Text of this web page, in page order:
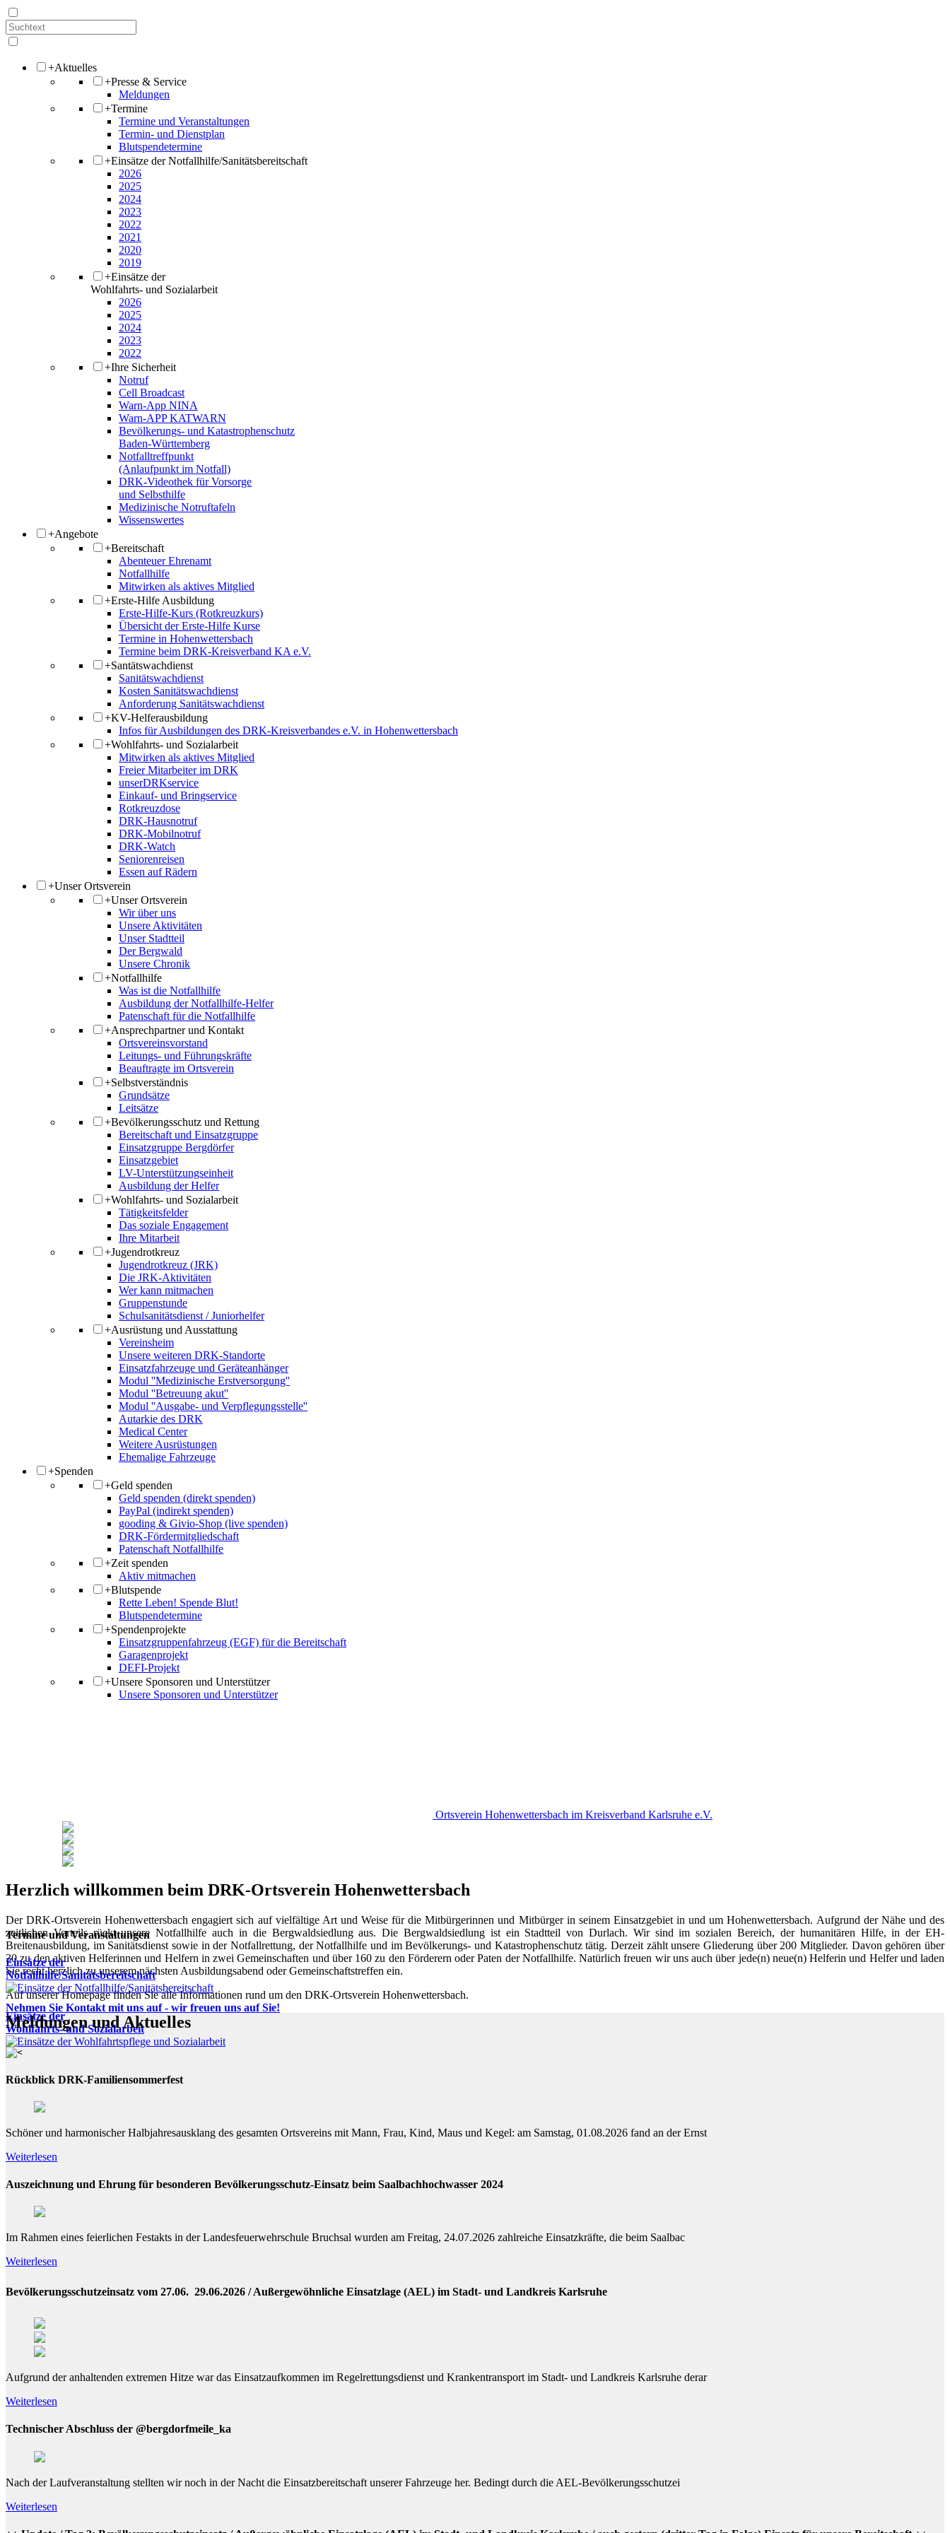
+Aktuelles
+Presse & Service
Meldungen
+Termine
Termine und Veranstaltungen
Termin- und Dienstplan
Blutspendetermine
+Einsätze der Notfallhilfe/Sanitätsbereitschaft
2026
2025
2024
2023
2022
2021
2020
2019
+Einsätze der
Wohlfahrts- und Sozialarbeit
2026
2025
2024
2023
2022
+Ihre Sicherheit
Notruf
Cell Broadcast
Warn-App NINA
Warn-APP KATWARN
Bevölkerungs- und Katastrophenschutz
Baden-Württemberg
Notfalltreffpunkt
(Anlaufpunkt im Notfall)
DRK-Videothek für Vorsorge
und Selbsthilfe
Medizinische Notruftafeln
Wissenswertes
+Angebote
+Bereitschaft
Abenteuer Ehrenamt
Notfallhilfe
Mitwirken als aktives Mitglied
+Erste-Hilfe Ausbildung
Erste-Hilfe-Kurs (Rotkreuzkurs)
Übersicht der Erste-Hilfe Kurse
Termine in Hohenwettersbach
Termine beim DRK-Kreisverband KA e.V.
+Santätswachdienst
Sanitätswachdienst
Kosten Sanitätswachdienst
Anforderung Sanitätswachdienst
+KV-Helferausbildung
Infos für Ausbildungen des DRK-Kreisverbandes e.V. in Hohenwettersbach
+Wohlfahrts- und Sozialarbeit
Mitwirken als aktives Mitglied
Freier Mitarbeiter im DRK
unserDRKservice
Einkauf- und Bringservice
Rotkreuzdose
DRK-Hausnotruf
DRK-Mobilnotruf
DRK-Watch
Seniorenreisen
Essen auf Rädern
+Unser Ortsverein
+Unser Ortsverein
Wir über uns
Unsere Aktivitäten
Unser Stadtteil
Der Bergwald
Unsere Chronik
+Notfallhilfe
Was ist die Notfallhilfe
Ausbildung der Notfallhilfe-Helfer
Patenschaft für die Notfallhilfe
+Ansprechpartner und Kontakt
Ortsvereinsvorstand
Leitungs- und Führungskräfte
Beauftragte im Ortsverein
+Selbstverständnis
Grundsätze
Leitsätze
+Bevölkerungsschutz und Rettung
Bereitschaft und Einsatzgruppe
Einsatzgruppe Bergdörfer
Einsatzgebiet
LV-Unterstützungseinheit
Ausbildung der Helfer
+Wohlfahrts- und Sozialarbeit
Tätigkeitsfelder
Das soziale Engagement
Ihre Mitarbeit
+Jugendrotkreuz
Jugendrotkreuz (JRK)
Die JRK-Aktivitäten
Wer kann mitmachen
Gruppenstunde
Schulsanitätsdienst / Juniorhelfer
+Ausrüstung und Ausstattung
Vereinsheim
Unsere weiteren DRK-Standorte
Einsatzfahrzeuge und Geräteanhänger
Modul ''Medizinische Erstversorgung''
Modul ''Betreuung akut''
Modul ''Ausgabe- und Verpflegungsstelle''
Autarkie des DRK
Medical Center
Weitere Ausrüstungen
Ehemalige Fahrzeuge
+Spenden
+Geld spenden
Geld spenden (direkt spenden)
PayPal (indirekt spenden)
gooding & Givio-Shop (live spenden)
DRK-Fördermitgliedschaft
Patenschaft Notfallhilfe
+Zeit spenden
Aktiv mitmachen
+Blutspende
Rette Leben! Spende Blut!
Blutspendetermine
+Spendenprojekte
Einsatzgruppenfahrzeug (EGF) für die Bereitschaft
Garagenprojekt
DEFI-Projekt
+Unsere Sponsoren und Unterstützer
Unsere Sponsoren und Unterstützer
Ortsverein Hohenwettersbach im Kreisverband Karlsruhe e.V.
Herzlich willkommen beim DRK-Ortsverein Hohenwettersbach
Der DRK-Ortsverein Hohenwettersbach engagiert sich auf vielfältige Art und Weise für die Mitbürgerinnen und Mitbürger in seinem Einsatzgebiet in und um Hohenwettersbach. Aufgrund der Nähe und des
zeitlichen Vorteils rückt unsere Notfallhilfe auch in die Bergwaldsiedlung aus. Die Bergwaldsiedlung ist ein Stadtteil von Durlach. Wir sind im sozialen Bereich, der humanitären Hilfe, in der EH-
Breitenausbildung, im Sanitätsdienst sowie in der Notfallrettung, der Notfallhilfe und im Bevölkerungs- und Katastrophenschutz tätig. Derzeit zählt unsere Gliederung über 200 Mitglieder. Davon gehören über
30 zu den aktiven Helferinnen und Helfern in zwei Gemeinschaften und über 160 zu den Förderern oder Paten der Notfallhilfe. Natürlich freuen wir uns auch über jede(n) neue(n) Helferin und Helfer und laden
Sie recht herzlich zu unserem nächsten Ausbildungsabend oder Gemeinschaftstreffen ein.
Auf unserer Homepage finden Sie alle Informationen rund um den DRK-Ortsverein Hohenwettersbach.
Nehmen Sie Kontakt mit uns auf - wir freuen uns auf Sie!
Termine und Veranstaltungen
Einsätze der
Notfallhilfe/Sanitätsbereitschaft
Einsätze der
Wohlfahrts- und Sozialarbeit
Meldungen und Aktuelles
Rückblick DRK-Familiensommerfest
Schöner und harmonischer Halbjahresausklang des gesamten Ortsvereins mit Mann, Frau, Kind, Maus und Kegel: am Samstag, 01.08.2026 fand an der Ernst
Weiterlesen
Auszeichnung und Ehrung für besonderen Bevölkerungsschutz-Einsatz beim Saalbachhochwasser 2024
Im Rahmen eines feierlichen Festakts in der Landesfeuerwehrschule Bruchsal wurden am Freitag, 24.07.2026 zahlreiche Einsatzkräfte, die beim Saalbac
Weiterlesen
Bevölkerungsschutzeinsatz vom 27.06.  29.06.2026 / Außergewöhnliche Einsatzlage (AEL) im Stadt- und Landkreis Karlsruhe
Aufgrund der anhaltenden extremen Hitze war das Einsatzaufkommen im Regelrettungsdienst und Krankentransport im Stadt- und Landkreis Karlsruhe derar
Weiterlesen
Technischer Abschluss der @bergdorfmeile_ka
Nach der Laufveranstaltung stellten wir noch in der Nacht die Einsatzbereitschaft unserer Fahrzeuge her. Bedingt durch die AEL-Bevölkerungsschutzei
Weiterlesen